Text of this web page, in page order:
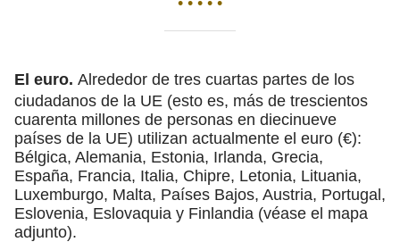
El euro. Alrededor de tres cuartas partes de los
ciudadanos de la UE (esto es, más de trescientos
cuarenta millones de personas en diecinueve
países de la UE) utilizan actualmente el euro (€):
Bélgica, Alemania, Estonia, Irlanda, Grecia,
España, Francia, Italia, Chipre, Letonia, Lituania,
Luxemburgo, Malta, Países Bajos, Austria, Portugal,
Eslovenia, Eslovaquia y Finlandia (véase el mapa
adjunto).